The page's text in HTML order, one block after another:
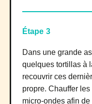
Étape 3
Dans une grande
quelques tortillas à
recouvrir ces
propre. Chauffer
micro-ondes afin